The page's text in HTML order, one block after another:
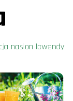
nasion lawendy